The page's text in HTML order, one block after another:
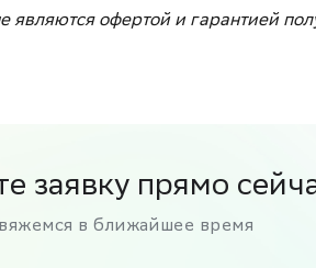
являются офертой и гарантией
заявку прямо
в ближайшее время